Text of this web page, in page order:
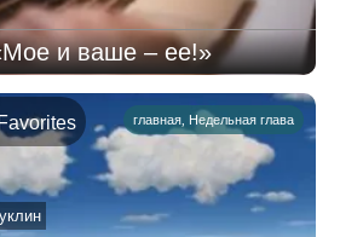
и ваше – ее!»
главная Недельная глава